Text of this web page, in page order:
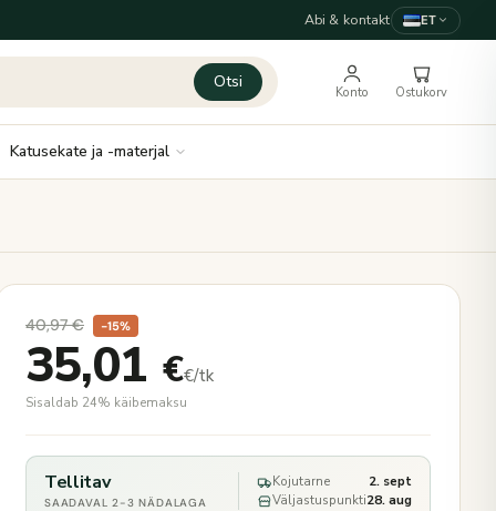
Abi & kontakt ET
Otsi
Konto Ostukorv
Katusekate ja -materjal
40,97€ −15%
35,01 €€/tk
Sisaldab 24% käibemaksu
Tellitav
SAADAVAL 2-3 NÄDALAGA
Kojutarne
2. sept
Väljastuspunkti28. aug